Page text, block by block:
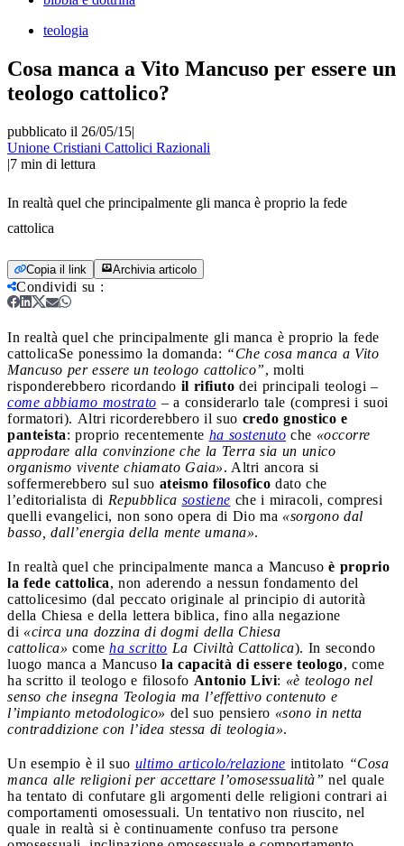
teologia
Cosa manca a Vito Mancuso per essere un
teologo cattolico?
pubblicato il 26/05/15|
Unione Cristiani Cattolici Razionali
|7 min di lettura
In realtà quel che principalmente gli manca è proprio la fede
cattolica
Copia il link Archivia articolo
Condividi su :
In realtà quel che principalmente gli manca è proprio la fede
cattolicaSe ponessimo la domanda: “Che cosa manca a Vito
Mancuso per essere un teologo cattolico”, molti
risponderebbero ricordando il rifiuto dei principali teologi –
come abbiamo mostrato – a considerarlo tale (compresi i suoi
formatori). Altri ricorderebbero il suo credo gnostico e
panteista: proprio recentemente ha sostenuto che «occorre
approdare alla convinzione che la Terra sia un unico
organismo vivente chiamato Gaia». Altri ancora si
soffermerebbero sul suo ateismo filosofico dato che
l’editorialista di Repubblica sostiene che i miracoli, compresi
quelli evangelici, non sono opera di Dio ma «sorgono dal
basso, dall’energia della mente umana».
In realtà quel che principalmente manca a Mancuso è proprio
la fede cattolica, non aderendo a nessun fondamento del
cattolicesimo (dal peccato originale al principio di autorità
della Chiesa e della lettera biblica, fino alla negazione
di «circa una dozzina di dogmi della Chiesa
cattolica» come ha scritto La Civiltà Cattolica). In secondo
luogo manca a Mancuso la capacità di essere teologo, come
ha scritto il teologo e filosofo Antonio Livi: «è teologo nel
senso che insegna Teologia ma l’effettivo contenuto e
l’impianto metodologico» del suo pensiero «sono in netta
contraddizione con l’idea stessa di teologia».
Un esempio è il suo ultimo articolo/relazione intitolato “Cosa
manca alle religioni per accettare l’omosessualità” nel quale
ha tentato di confutare gli argomenti delle religioni contrari ai
comportamenti omosessuali. Un tentativo non riuscito, nel
quale in realtà si è continuamente confuso tra persone